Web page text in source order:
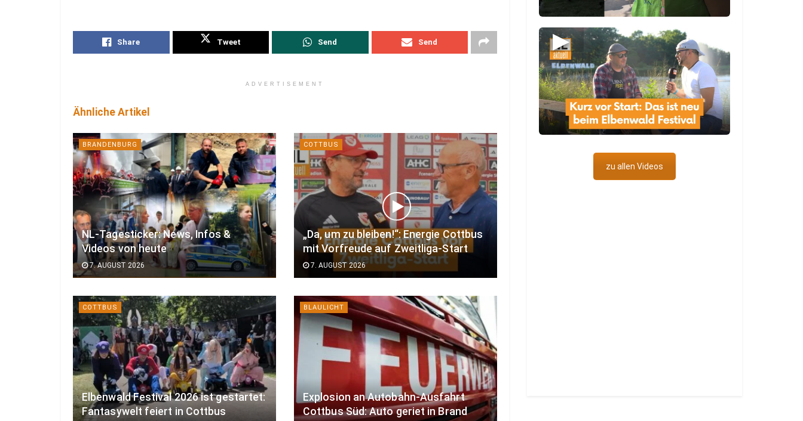
Share Tweet Send Send
ADVERTISEMENT
Ähnliche Artikel
BRANDENBURG
NL-Tagesticker: News, Infos &
Videos von heute
7. AUGUST 2026
COTTBUS
„Da, um zu bleiben!“: Energie Cottbus
mit Vorfreude auf Zweitliga-Start
7. AUGUST 2026
COTTBUS
Elbenwald Festival 2026 ist gestartet:
Fantasywelt feiert in Cottbus
BLAULICHT
Explosion an Autobahn-Ausfahrt
Cottbus Süd: Auto geriet in Brand
▶
zu allen Videos